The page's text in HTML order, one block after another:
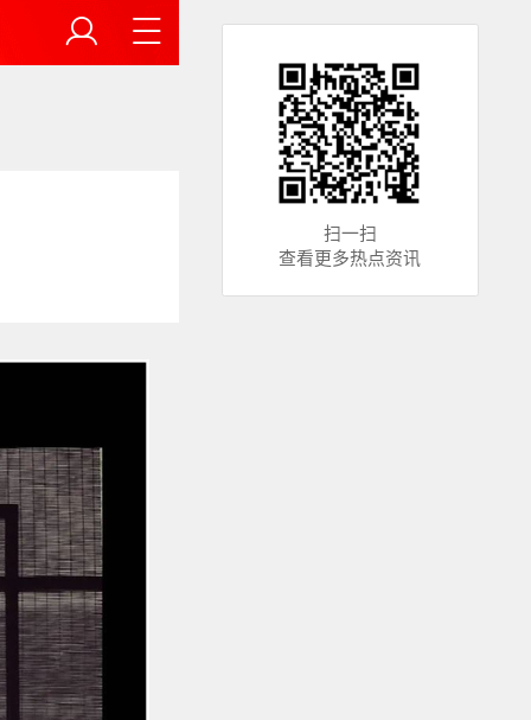
扫一扫
查看更多热点资讯